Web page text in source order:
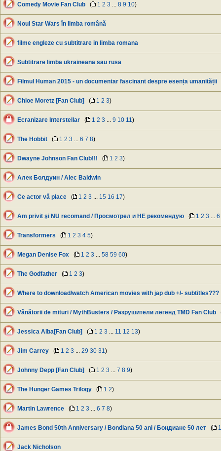
Comedy Movie Fan Club ( 1 2 3 8 9 10)
Noul Star Wars în limba română
filme engleze cu subtitrare in limba romana
Subtitrare limba ukraineana sau rusa
Filmul Human 2015 - un documentar fascinant despre esența umanității
Chloe Moretz [Fan Club] ( 1 2 3)
Ecranizare Interstellar ( 1 2 3 9 10 11 )
The Hobbit ( 1 2 3 6 7 8)
Dwayne Johnson Fan Club!!! ( 1 2 3)
Алек Болдуин / Alec Baldwin
Ce actor vă place ( 1 2 3 15 16 17)
Am privit şi NU recomand / Просмотрел и НЕ рекомендую ( 1 2 3 6
Transformers ( 1 2 3 4 5)
Megan Denise Fox ( 1 2 3 58 59 60)
The Godfather ( 1 2 3)
Where to download/watch American movies with jap dub +/- subtitles???
Vânătorii de mituri / MythBusters / Разрушители легенд TMD Fan Club
Jessica Alba[Fan Club] ( 1 2 3 11 12 13)
Jim Carrey ( 1 2 3 29 30 31 )
Johnny Depp [Fan Club] ( 1 2 3 7 8 9)
The Hunger Games Trilogy ( 1 2)
Martin Lawrence ( 1 2 3 6 7 8)
James Bond 50th Anniversary / Bondiana 50 ani / Бондиане 50 лет ( 1
Jack Nicholson